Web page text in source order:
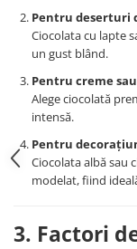
Pentru deserturi
Ciocolata cu lapte
un gust blând.
Pentru creme
Alege ciocolată
intensă.
Pentru
Ciocolata albă sau
modelat, fiind
3. Factori